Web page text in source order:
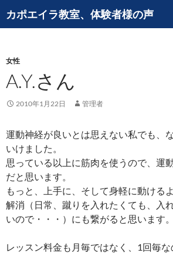
ン
ツ
ス
キ
プ
カポエイラ教室、体験者様の声
索
女性
A.Y.さん
2010年1月22日 管理者
運動神経が良いとは思えない私でも、
いけました。
思っている以上に筋肉を使うので、運
だと思います。
もっと、上手に、そして身軽に動ける
解消（日常、蹴りを入れたくても、入
いので・・・）にも繋がると思います。
レッスン料金も月毎ではなく、1回毎